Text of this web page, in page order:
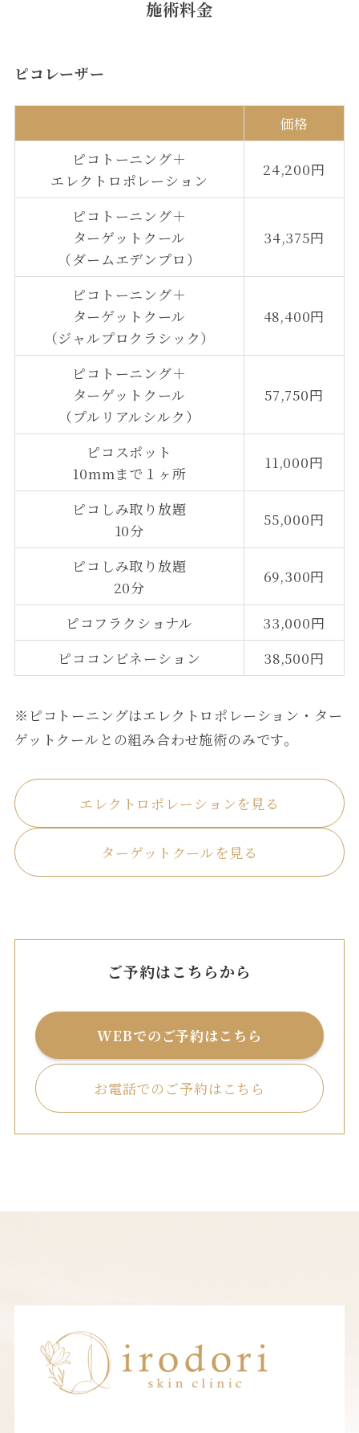
施術料金
ピコレーザー
価格
ピコトーニング＋
エレクトロポレーション
24,200円
ピコトーニング＋
ターゲットクール
（ダームエデンプロ）
34,375円
ピコトーニング＋
ターゲットクール
（ジャルプロクラシック）
48,400円
ピコトーニング＋
ターゲットクール
（プルリアルシルク）
57,750円
ピコスポット
10mmまで１ヶ所
11,000円
ピコしみ取り放題
10分
55,000円
ピコしみ取り放題
20分
69,300円
ピコフラクショナル
33,000円
ピココンビネーション
38,500円
※ピコトーニングはエレクトロポレーション・ター
ゲットクールとの組み合わせ施術のみです。
エレクトロポレーションを見る
ターゲットクールを見る
ご予約はこちらから
WEBでのご予約はこちら
お電話でのご予約はこちら